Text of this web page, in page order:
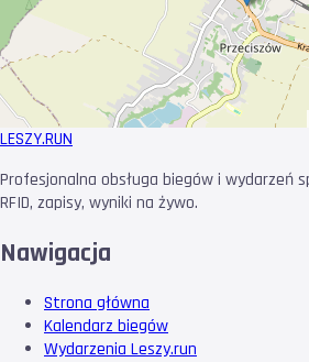
LESZY.RUN
Profesjonalna obsługa biegów i wydarzeń
RFID, zapisy, wyniki na żywo.
Nawigacja
Strona główna
Kalendarz biegów
Wydarzenia Leszy.run